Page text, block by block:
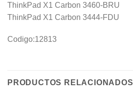
ThinkPad X1 Carbon 3460-BRU
ThinkPad X1 Carbon 3444-FDU
Codigo:12813
PRODUCTOS RELACIONADOS